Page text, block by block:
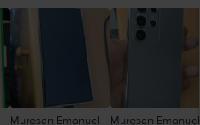
Muresan Emanuel Muresan Emanuel